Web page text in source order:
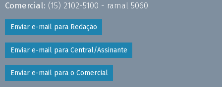
Comercial: (15) 2102-5100 - ramal 5060
Enviar e-mail para Redação
Enviar e-mail para Central/Assinante
Enviar e-mail para o Comercial